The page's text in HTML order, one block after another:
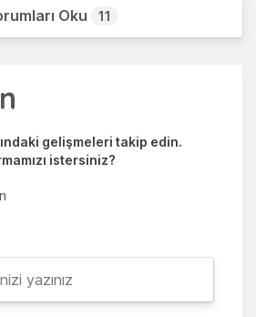
Oku 11
gelişmeleri takip edin.
istersiniz?